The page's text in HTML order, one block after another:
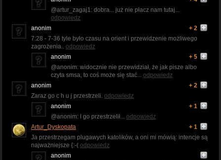
@artur_zagaj1: dobra... już nie płacz nam tutaj...
odpowiedz
anonim
+ 2
7:28 - 7-36 tyle było czasu na orient i przewidzenie możliwego
zagrożenia.. odpowiedz
anonim
+ 5
@anonim: widocznie nie przewidział, że jak pisze albo
czyta smsa, to coś może się stać... odpowiedz
anonim
+ 2
Zaraz go c h u j przestrzeli. odpowiedz
anonim
+ 1
@anonim: I go przestrzelił... odpowiedz
Artur_Dyskopata
+ 1
Ja przestrzegam plugawych katolików, a oni mi mówią: intencje są
najważniejsze {:-( odpowiedz
anonim